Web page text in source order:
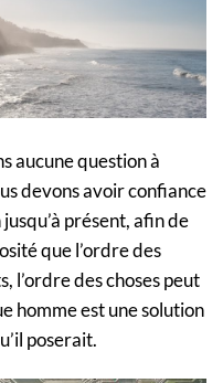
aucune question à
devons avoir confiance
présent, afin de
que l’ordre des
l’ordre des choses peut
homme est une solution
poserait.